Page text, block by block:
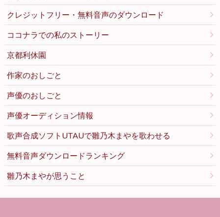
クレジットフリー・無料音声のダウンロード
ココナラでの私のストーリー
京都利休園
作家のおしごと
声優のおしごと
声優オーディション情報
歌声合成ソフトUTAUで雛乃木まやを歌わせる
無料音声ダウンロードランキング
雛乃木まやが思うこと